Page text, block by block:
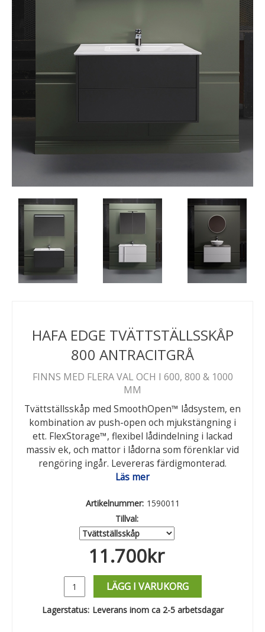
HAFA EDGE TVÄTTSTÄLLSSKÅP
800 ANTRACITGRÅ
FINNS MED FLERA VAL OCH I 600, 800 & 1000
MM
Tvättställsskåp med SmoothOpen™ lådsystem, en
kombination av push-open och mjukstängning i
ett. FlexStorage™, flexibel lådindelning i lackad
massiv ek, och mattor i lådorna som förenklar vid
rengöring ingår. Levereras färdigmonterad.
Läs mer
Artikelnummer: 1590011
Tillval:
11.700kr
LÄGG I VARUKORG
Lagerstatus: Leverans inom ca 2-5 arbetsdagar